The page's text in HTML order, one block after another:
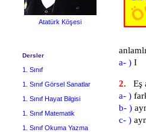
a- )
2.
Eş
a- )
b- )
c- )
Atatürk Köşesi
Dersler
1. Sınıf
1. Sınıf Görsel Sanatlar
1. Sınıf Hayat Bilgisi
1. Sınıf Matematik
1. Sınıf Okuma Yazma